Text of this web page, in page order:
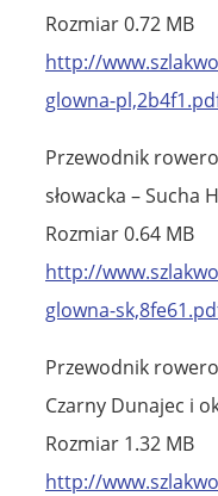
Rozmiar 0.72 MB
http://
glowna-
Przewodnik
słowacka – Sucha
Rozmiar 0.64 MB
http://
glowna-
Przewodnik
Czarny Dunajec i
Rozmiar 1.32 MB
http://